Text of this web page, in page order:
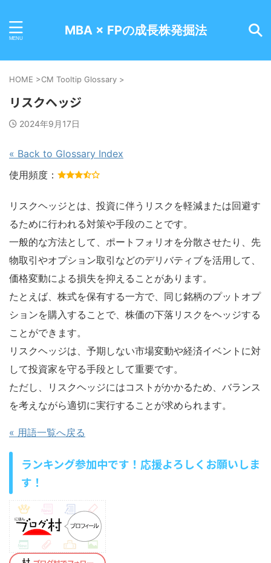
MBA × FPの成長株発掘法
HOME >CM Tooltip Glossary >
リスクヘッジ
2024年9月17日
« Back to Glossary Index
使用頻度：
リスクヘッジとは、投資に伴うリスクを軽減または回避す
るために行われる対策や手段のことです。
一般的な方法として、ポートフォリオを分散させたり、先
物取引やオプション取引などのデリバティブを活用して、
価格変動による損失を抑えることがあります。
たとえば、株式を保有する一方で、同じ銘柄のプットオプ
ションを購入することで、株価の下落リスクをヘッジする
ことができます。
リスクヘッジは、予期しない市場変動や経済イベントに対
して投資家を守る手段として重要です。
ただし、リスクヘッジにはコストがかかるため、バランス
を考えながら適切に実行することが求められます。
« 用語一覧へ戻る
ランキング参加中です！応援よろしくお願いしま
す！